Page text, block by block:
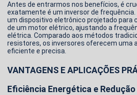
Antes de entrarmos nos benefícios, é
exatamente é um inversor de frequência
um dispositivo eletrônico projetado para
de um motor elétrico, ajustando a
elétrica. Comparado aos métodos
resistores, os inversores oferecem uma
eficiente e precisa.
VANTAGENS E APLICAÇÕES
Eficiência Energética e